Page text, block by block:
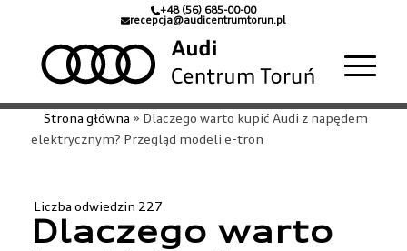
+48 (56) 685-00-00
recepcja@audicentrumtorun.pl
Strona główna » Dlaczego warto kupić Audi z napędem
elektrycznym? Przegląd modeli e-tron
Liczba odwiedzin 227
Dlaczego warto